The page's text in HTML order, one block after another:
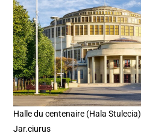
Halle du centenaire (Hala
Jar.ciurus